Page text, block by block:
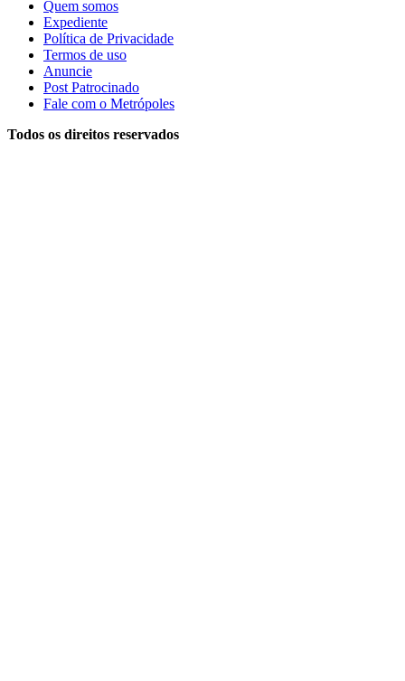
Quem somos
Expediente
Política de Privacidade
Termos de uso
Anuncie
Post Patrocinado
Fale com o Metrópoles
Todos os direitos reservados